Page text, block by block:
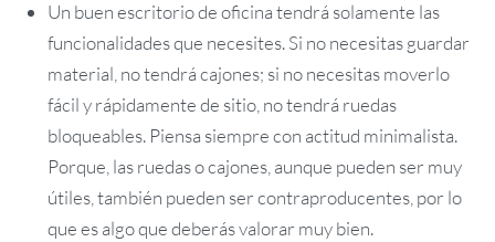
Un buen escritorio de oficina tendrá solamente las
funcionalidades que necesites. Si no necesitas guardar
material, no tendrá cajones; si no necesitas moverlo
fácil y rápidamente de sitio, no tendrá ruedas
bloqueables. Piensa siempre con actitud minimalista.
Porque, las ruedas o cajones, aunque pueden ser muy
útiles, también pueden ser contraproducentes, por lo
que es algo que deberás valorar muy bien.